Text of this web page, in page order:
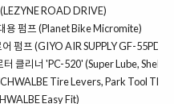
ROAD DRIVE)
용 펌프 (Planet Bike Micromite)
펌프 (GIYO AIR SUPPLY GF-55PD)
클리너 'PC-520' (Super Lube, Shell
Tire Levers, Park Tool TL-1)
Easy Fit)